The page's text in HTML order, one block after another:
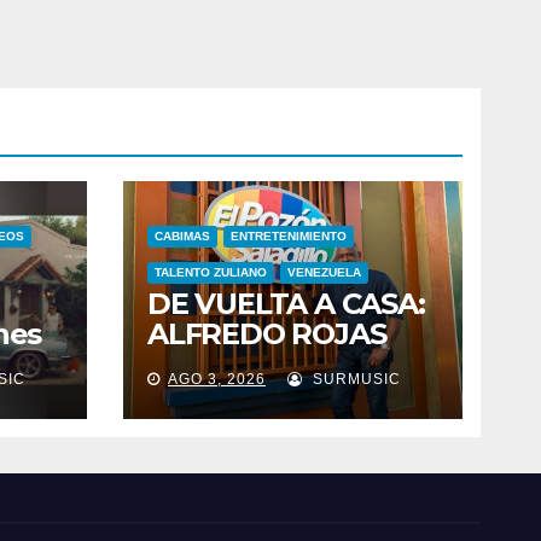
CABIMAS ENTRETENIMIENTO
TALENTO ZULIANO VENEZUELA
DE VUELTA A CASA:
ALFREDO ROJAS
CELEBRA ESTE 2 DE
AGOSTO SUS 46
AÑOS DE
EL
AGO 3, 2026 SURMUSIC